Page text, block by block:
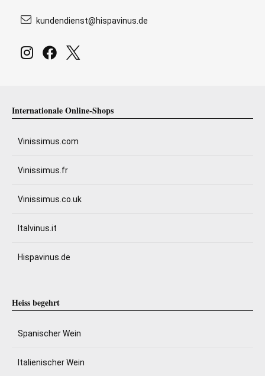
kundendienst@hispavinus.de
Internationale Online-Shops
Vinissimus.com
Vinissimus.fr
Vinissimus.co.uk
Italvinus.it
Hispavinus.de
Heiss begehrt
Spanischer Wein
Italienischer Wein